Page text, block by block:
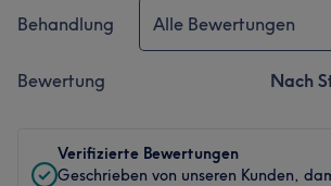
Behandlung Alle Bewertungen
Bewertung Nach
Verifizierte Bewertungen
Geschrieben von unseren Kunden,